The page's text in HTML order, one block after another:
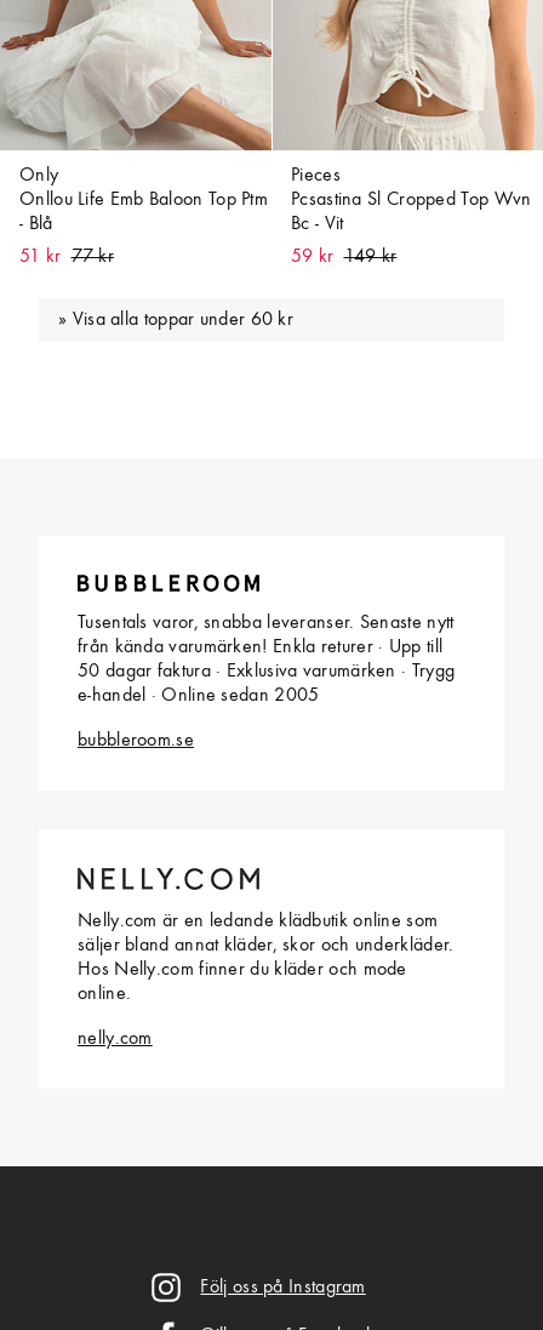
Only
Onllou Life Emb Baloon Top Ptm
- Blå
51 kr
Pieces
Pcsastina Sl Cropped Top Wvn
Bc - Vit
59 kr
Visa alla toppar under 60 kr
Tusentals varor, snabba leveranser. Senaste nytt
från kända varumärken! Enkla returer · Upp till
50 dagar faktura · Exklusiva varumärken · Trygg
e-handel · Online sedan 2005
bubbleroom.se
Nelly.com är en ledande klädbutik online som
säljer bland annat kläder, skor och underkläder.
Hos Nelly.com finner du kläder och mode
online.
nelly.com
Följ oss på Instagram